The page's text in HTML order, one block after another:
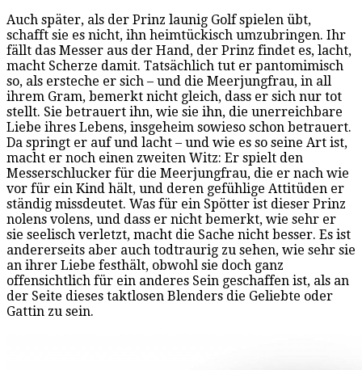
Auch später, als der Prinz launig Golf spielen übt,
schafft sie es nicht, ihn heimtückisch umzubringen. Ihr
fällt das Messer aus der Hand, der Prinz findet es, lacht,
macht Scherze damit. Tatsächlich tut er pantomimisch
so, als ersteche er sich – und die Meerjungfrau, in all
ihrem Gram, bemerkt nicht gleich, dass er sich nur tot
stellt. Sie betrauert ihn, wie sie ihn, die unerreichbare
Liebe ihres Lebens, insgeheim sowieso schon betrauert.
Da springt er auf und lacht – und wie es so seine Art ist,
macht er noch einen zweiten Witz: Er spielt den
Messerschlucker für die Meerjungfrau, die er nach wie
vor für ein Kind hält, und deren gefühlige Attitüden er
ständig missdeutet. Was für ein Spötter ist dieser Prinz
nolens volens, und dass er nicht bemerkt, wie sehr er
sie seelisch verletzt, macht die Sache nicht besser. Es ist
andererseits aber auch todtraurig zu sehen, wie sehr sie
an ihrer Liebe festhält, obwohl sie doch ganz
offensichtlich für ein anderes Sein geschaffen ist, als an
der Seite dieses taktlosen Blenders die Geliebte oder
Gattin zu sein.